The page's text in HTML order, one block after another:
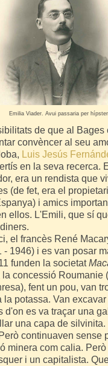
Emilia Viader. Avui passaria per hípster
de que al Bages
convèncer al seu
Luis Jesús
en la seva recerca.
era un rendista que
(de fet, era el
i amics
ellos. L'Emili, que sí
el francès René
- 1946) i es van posar
funden la societat
concessió Roumanie
fent un pou, van
la potassa. Van
d'on es va traçar una
una capa de
continuaven sense
minera com calia.
i un capitalista.